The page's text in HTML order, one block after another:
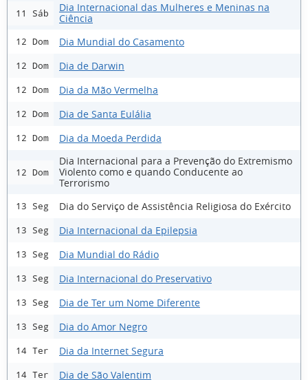
11 Sáb
Dia Internacional das Mulheres e Meninas na
Ciência
12 Dom Dia Mundial do Casamento
12 Dom Dia de Darwin
12 Dom Dia da Mão Vermelha
12 Dom Dia de Santa Eulália
12 Dom Dia da Moeda Perdida
12 Dom
Dia Internacional para a Prevenção do Extremismo
Violento como e quando Conducente ao
Terrorismo
13 Seg Dia do Serviço de Assistência Religiosa do Exército
13 Seg Dia Internacional da Epilepsia
13 Seg Dia Mundial do Rádio
13 Seg Dia Internacional do Preservativo
13 Seg Dia de Ter um Nome Diferente
13 Seg Dia do Amor Negro
14 Ter Dia da Internet Segura
14 Ter Dia de São Valentim